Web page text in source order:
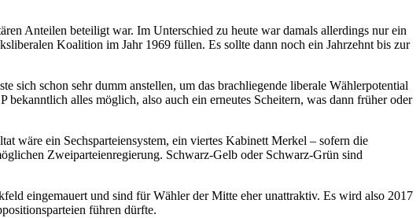
Anteilen beteiligt war. Im Unterschied zu heute war damals allerdings nur ein
Koalition im Jahr 1969 füllen. Es sollte dann noch ein Jahrzehnt bis zur
sich schon sehr dumm anstellen, um das brachliegende liberale Wählerpotential
alles möglich, also auch ein erneutes Scheitern, was dann früher oder
wäre ein Sechsparteiensystem, ein viertes Kabinett Merkel – sofern die
Zweiparteienregierung. Schwarz-Gelb oder Schwarz-Grün sind
eingemauert und sind für Wähler der Mitte eher unattraktiv. Es wird also 2017
führen dürfte.